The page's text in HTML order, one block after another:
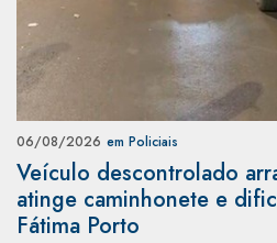
06/08/2026 em Policiais
Veículo descontrolado
atinge caminhonete e
Fátima Porto